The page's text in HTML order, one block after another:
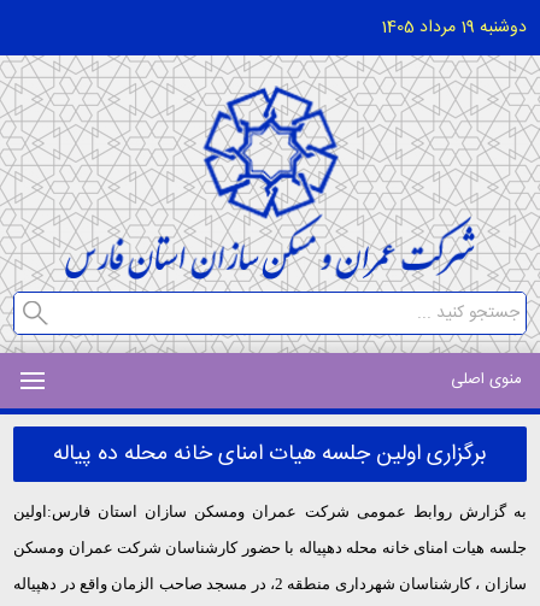
دوشنبه 19 مرداد 1405
منوی اصلی
برگزاری اولین جلسه هیات امنای خانه محله ده پیاله
به گزارش روابط عمومی شرکت عمران ومسکن سازان استان فارس:اولین
جلسه هیات امنای خانه محله دهپیاله با حضور کارشناسان شرکت عمران ومسکن
سازان ، کارشناسان شهرداری منطقه 2، در مسجد صاحب الزمان واقع در دهپیاله